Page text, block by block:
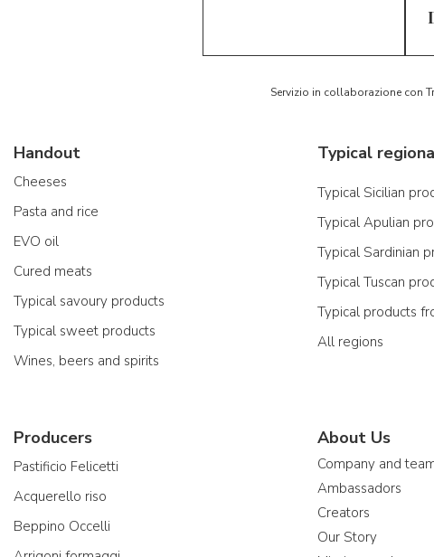
D*
Servizio in collaborazione con
Handout
Cheeses
Pasta and rice
EVO oil
Cured meats
Typical savoury products
Typical sweet products
Wines, beers and spirits
Typical
Typical Sicilian
Typical Apulian
Typical Sardinian
Typical Tuscan
Typical products
All regions
Producers
Pastificio Felicetti
Acquerello riso
Beppino Occelli
About Us
Company and
Ambassadors
Creators
Our Story